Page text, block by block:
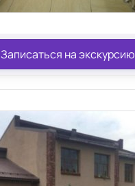
Записаться на экскурсию